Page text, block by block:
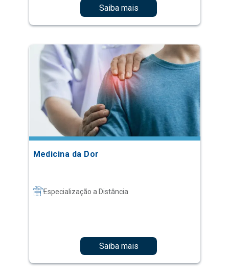
Saiba mais
Medicina da Dor
Especialização a Distância
Saiba mais